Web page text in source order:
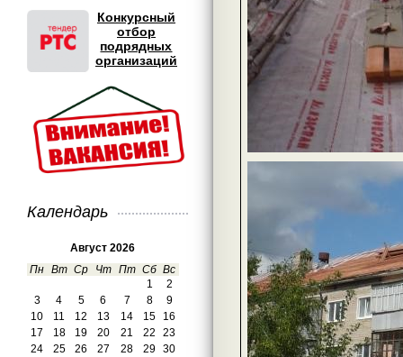
Конкурсный
отбор
подрядных
организаций
Календарь
Август 2026
Пн Вт Ср Чт Пт Сб Вс
1
2
3
4 5 6 7 8
9
10
11 12 13 14 15
16
17
18 19 20 21 22
23
24
25 26 27 28 29
30